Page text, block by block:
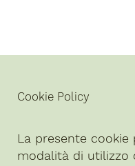
Cookie Policy
La presente cookie
modalità di utilizzo